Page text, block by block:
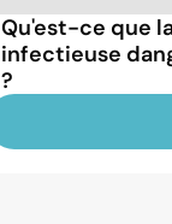
Qu'est-ce que
infectieuse
?